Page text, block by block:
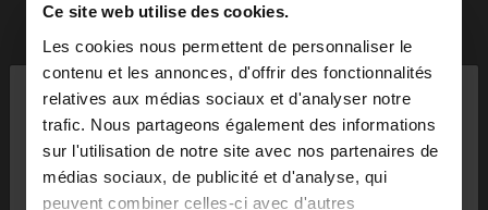
Ce site web utilise des cookies.
Les cookies nous permettent de personnaliser le
contenu et les annonces, d'offrir des fonctionnalités
relatives aux médias sociaux et d'analyser notre
trafic. Nous partageons également des informations
sur l'utilisation de notre site avec nos partenaires de
médias sociaux, de publicité et d'analyse, qui
peuvent combiner celles-ci avec d'autres
bonjour ×
Vous accédez au site depuis Belgique. Voulez-vous
parcourir notre site au United States?